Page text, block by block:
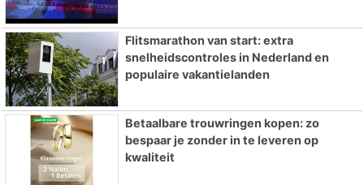
Flitsmarathon van start: extra
snelheidscontroles in Nederland en
populaire vakantielanden
Betaalbare trouwringen kopen: zo
bespaar je zonder in te leveren op
kwaliteit